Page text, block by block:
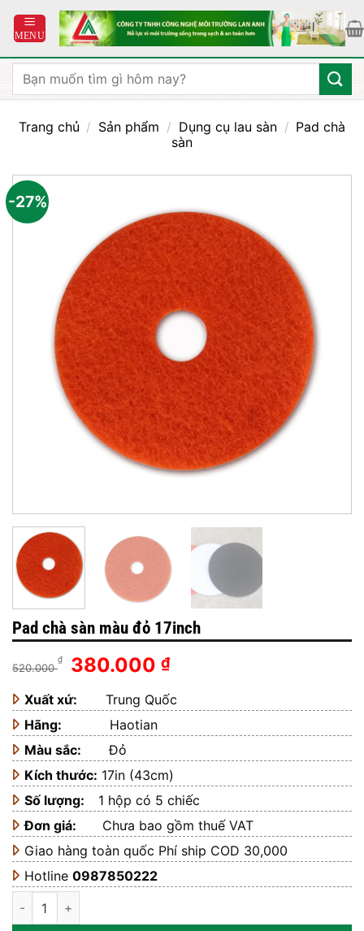
qua
dung
Tìm
kiếm:
Trang chủ / Sản phẩm / Dụng cụ lau sàn / Pad chà
sàn
-27%
Pad chà sàn màu đỏ 17inch
520.000
₫
Giá
là:
520.000 ₫.
380.000 ₫Giá
tại
380.000 ₫.
Xuất xứ: Trung Quốc
Hãng:
Haotian
Màu sắc:
Đỏ
Kích thước: 17in (43cm)
Số lượng:
1 hộp có 5 chiếc
Đơn giá:
Chưa bao gồm thuế VAT
Giao hàng toàn quốc Phí ship COD 30,000
Hotline 0987850222
Pad chà sàn màu đỏ 17inch số lượng